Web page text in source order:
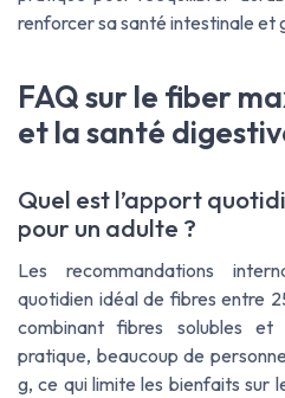
renforcer sa santé intestinale et
FAQ sur le fiber
et la santé
Quel est l’apport
pour un adulte ?
Les recommandations
quotidien idéal de fibres entre
combinant fibres solubles et
pratique, beaucoup de
g, ce qui limite les bienfaits sur